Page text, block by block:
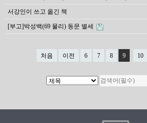
서강인이 쓰고 옮긴 책
[부고]박성백(69 물리) 동문 별세
처음 이전 6 7 8 9 10